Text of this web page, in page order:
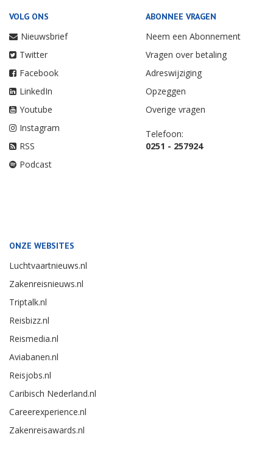
VOLG ONS
Nieuwsbrief
Twitter
Facebook
LinkedIn
Youtube
Instagram
RSS
Podcast
ABONNEE VRAGEN
Neem een Abonnement
Vragen over betaling
Adreswijziging
Opzeggen
Overige vragen
Telefoon:
0251 - 257924
ONZE WEBSITES
Luchtvaartnieuws.nl
Zakenreisnieuws.nl
Triptalk.nl
Reisbizz.nl
Reismedia.nl
Aviabanen.nl
Reisjobs.nl
Caribisch Nederland.nl
Careerexperience.nl
Zakenreisawards.nl